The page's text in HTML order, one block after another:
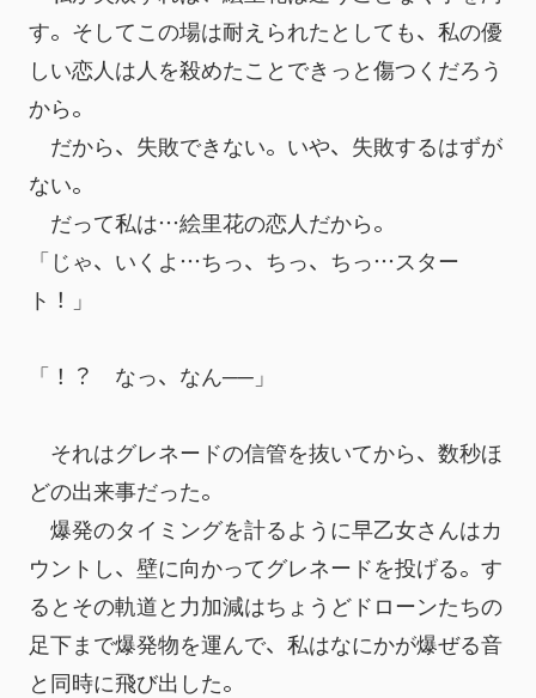
す。そしてこの場は耐えられたとしても、私の優
しい恋人は人を殺めたことできっと傷つくだろう
から。
だから、失敗できない。いや、失敗するはずが
ない。
だって私は…絵里花の恋人だから。
「じゃ、いくよ…ちっ、ちっ、ちっ…スター
ト！」
「！？　なっ、なん──」
それはグレネードの信管を抜いてから、数秒ほ
どの出来事だった。
爆発のタイミングを計るように早乙女さんはカ
ウントし、壁に向かってグレネードを投げる。す
るとその軌道と力加減はちょうどドローンたちの
足下まで爆発物を運んで、私はなにかが爆ぜる音
と同時に飛び出した。